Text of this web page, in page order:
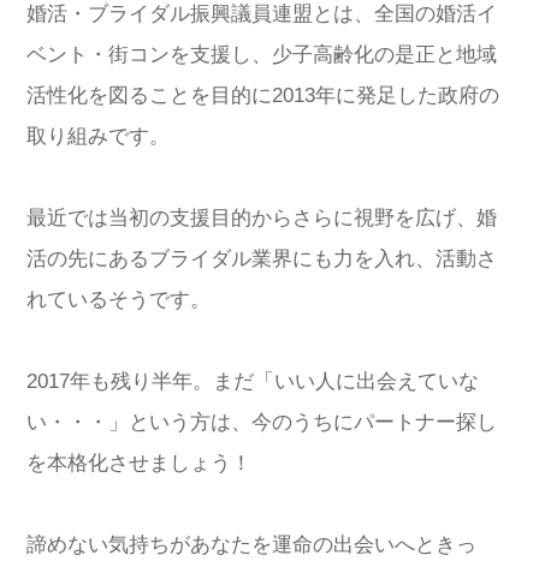
婚活・ブライダル振興議員連盟とは、全国の婚活イ
ベント・街コンを支援し、少子高齢化の是正と地域
活性化を図ることを目的に2013年に発足した政府の
取り組みです。
最近では当初の支援目的からさらに視野を広げ、婚
活の先にあるブライダル業界にも力を入れ、活動さ
れているそうです。
2017年も残り半年。まだ「いい人に出会えていな
い・・・」という方は、今のうちにパートナー探し
を本格化させましょう！
諦めない気持ちがあなたを運命の出会いへときっ